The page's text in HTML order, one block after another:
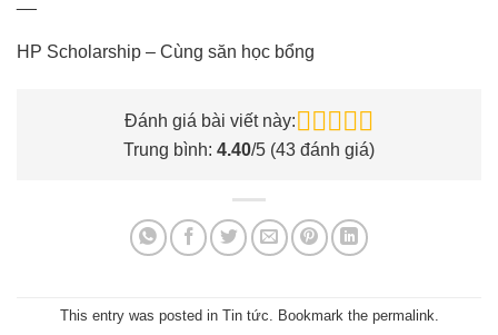
HP Scholarship – Cùng săn học bổng
Đánh giá bài viết này:
Trung bình: 4.40/5 (43 đánh giá)
This entry was posted in Tin tức. Bookmark the permalink.